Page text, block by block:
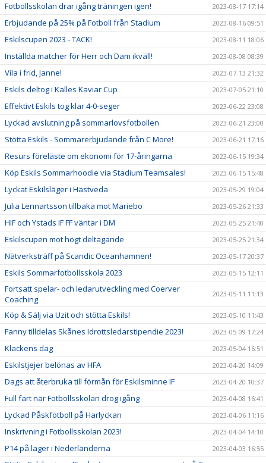
Fotbollsskolan drar igång träningen igen! 2023-08-17 17:14
Erbjudande på 25% på Fotboll från Stadium 2023-08-16 09:51
Eskilscupen 2023 - TACK! 2023-08-11 18:06
Inställda matcher för Herr och Dam ikväll! 2023-08-08 08:39
Vila i frid, Janne! 2023-07-13 21:32
Eskils deltog i Kalles Kaviar Cup 2023-07-05 21:10
Effektivt Eskils tog klar 4-0-seger 2023-06-22 23:08
Lyckad avslutning på sommarlovsfotbollen 2023-06-21 23:00
Stötta Eskils - Sommarerbjudande från C More! 2023-06-21 17:16
Resurs föreläste om ekonomi för 17-åringarna 2023-06-15 19:34
Köp Eskils Sommarhoodie via Stadium Teamsales! 2023-06-15 15:48
Lyckat Eskilsläger i Hästveda 2023-05-29 19:04
Julia Lennartsson tillbaka mot Mariebo 2023-05-26 21:33
HIF och Ystads IF FF väntar i DM 2023-05-25 21:40
Eskilscupen mot högt deltagande 2023-05-25 21:34
Nätverksträff på Scandic Oceanhamnen! 2023-05-17 20:37
Eskils Sommarfotbollsskola 2023 2023-05-15 12:11
Fortsatt spelar- och ledarutveckling med Coerver
Coaching
2023-05-11 11:13
Köp & Sälj via Uzit och stötta Eskils! 2023-05-10 11:43
Fanny tilldelas Skånes Idrottsledarstipendie 2023! 2023-05-09 17:24
Klackens dag 2023-05-04 16:51
Eskilstjejer belönas av HFA 2023-04-20 14:09
Dags att återbruka till förmån för Eskilsminne IF 2023-04-20 10:37
Full fart när Fotbollsskolan drog igång 2023-04-08 16:41
Lyckad Påskfotboll på Harlyckan 2023-04-06 11:16
Inskrivning i Fotbollsskolan 2023! 2023-04-04 14:10
P14 på läger i Nederländerna 2023-04-03 16:55